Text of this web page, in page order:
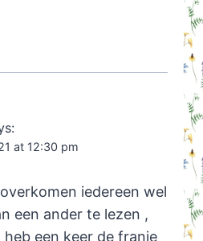
at 12:30 pm
iedereen wel
een ander te lezen ,
een keer de franje